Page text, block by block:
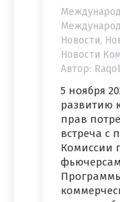
Новости,
Новости
Автор:
5 ноября
развитию
прав
встреча с
Комиссии